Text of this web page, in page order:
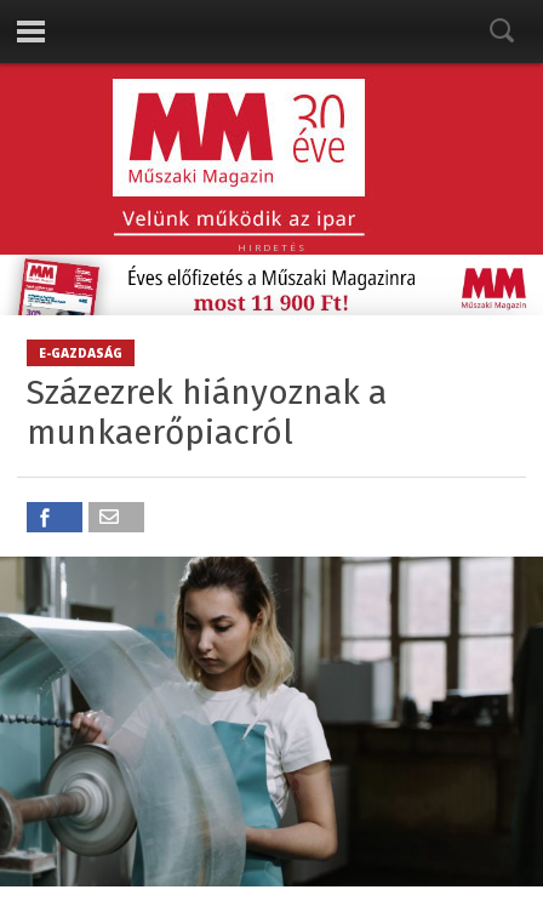
HIRDETÉS
E-GAZDASÁG
Százezrek hiányoznak a
munkaerőpiacról